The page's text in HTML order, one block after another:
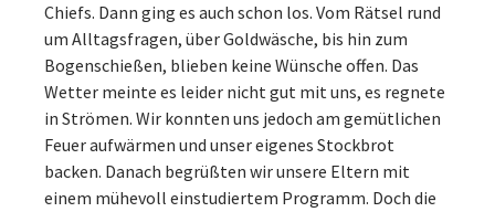
Chiefs. Dann ging es auch schon los. Vom Rätsel rund
um Alltagsfragen, über Goldwäsche, bis hin zum
Bogenschießen, blieben keine Wünsche offen. Das
Wetter meinte es leider nicht gut mit uns, es regnete
in Strömen. Wir konnten uns jedoch am gemütlichen
Feuer aufwärmen und unser eigenes Stockbrot
backen. Danach begrüßten wir unsere Eltern mit
einem mühevoll einstudiertem Programm. Doch die